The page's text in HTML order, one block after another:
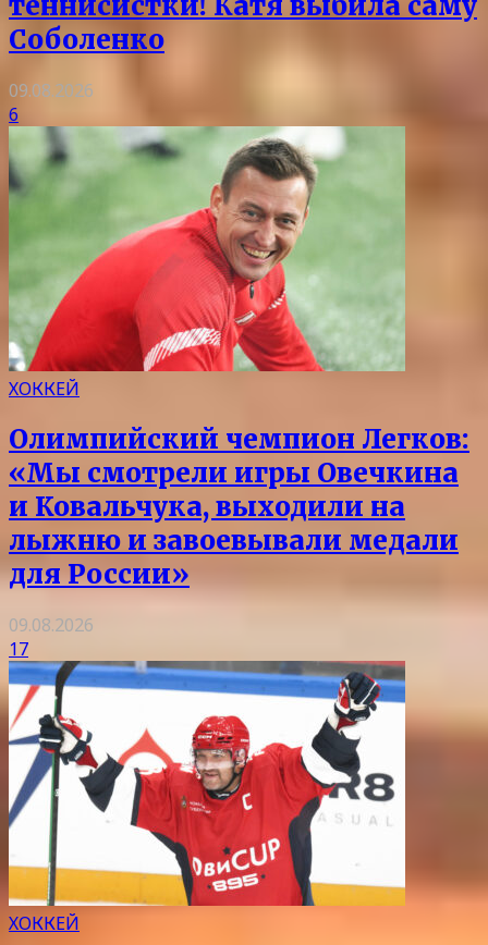
Соболенко
09.08.2026
6
ХОККЕЙ
Олимпийский чемпион Легков:
«Мы смотрели игры Овечкина
и Ковальчука, выходили на
лыжню и завоевывали медали
для России»
09.08.2026
17
ХОККЕЙ